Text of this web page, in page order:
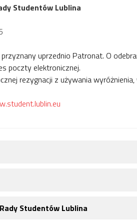
Studentów Lublina
uprzednio Patronat. O
poczty elektronicznej.
rezygnacji z używania
Studentów Lublina